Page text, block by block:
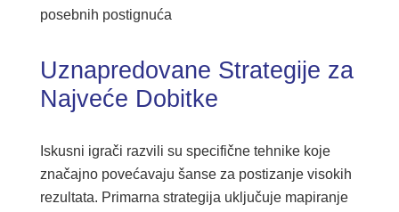
posebnih postignuća
Uznapredovane Strategije za
Najveće Dobitke
Iskusni igrači razvili su specifične tehnike koje
značajno povećavaju šanse za postizanje visokih
rezultata. Primarna strategija uključuje mapiranje